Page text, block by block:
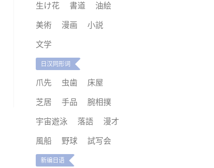
生け花
書道
油絵
美術
漫画
小説
文学
日汉同形词
爪先 虫歯
床屋
芝居
手品
腕相撲
宇宙遊泳
落語
漫才
風船
野球 試写会
新编日语